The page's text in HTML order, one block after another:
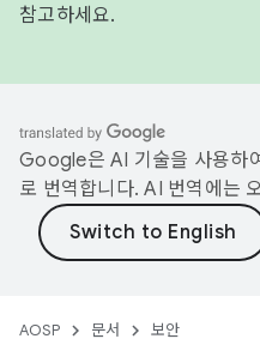
참고하세요.
Google은 AI 기술을 사용하
로 번역합니다. AI 번역에는
AOSP 문서 보안